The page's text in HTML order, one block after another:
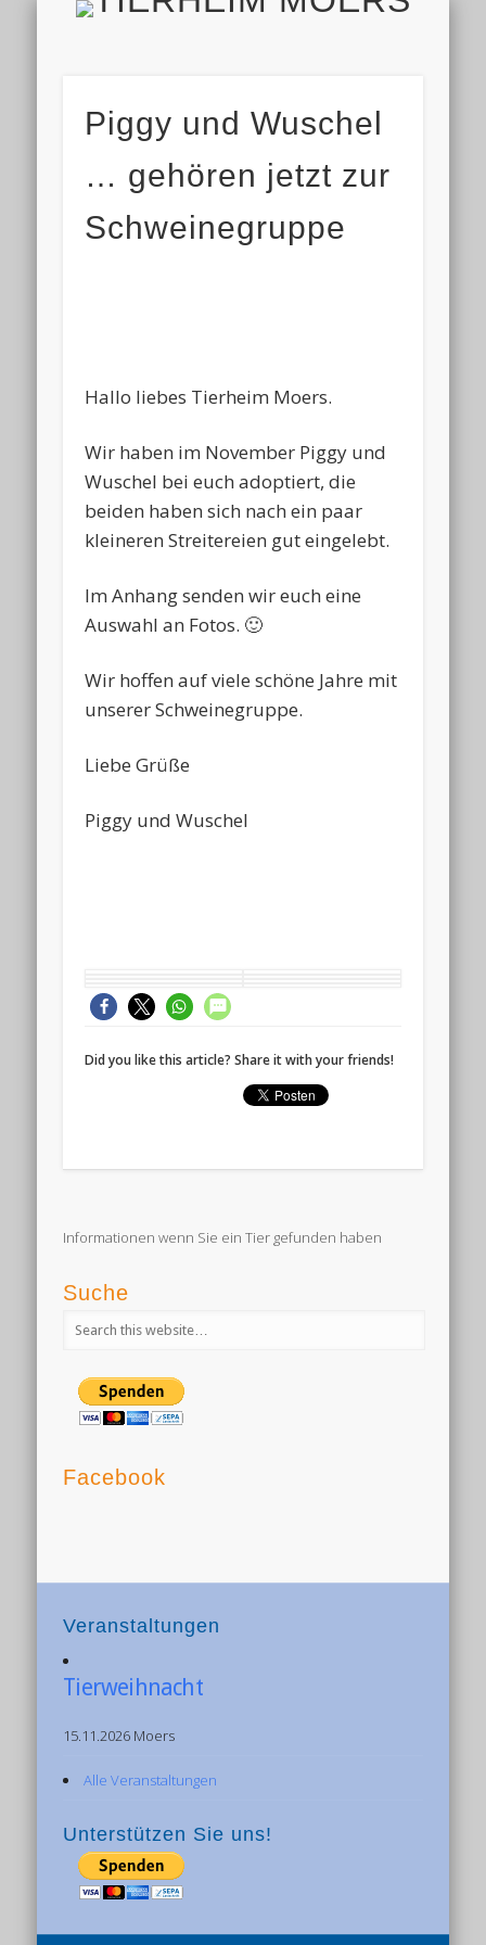
HOME
AKTUELL
ALLE TIERE
HELFEN
TIERHEIM & VEREIN
VIELEN DANK!
IMPRESSUM & DATENSCHUTZ
FINDEFIX
Piggy und Wuschel
… gehören jetzt zur
Schweinegruppe
Hallo liebes Tierheim Moers.
Wir haben im November Piggy und
Wuschel bei euch adoptiert, die
beiden haben sich nach ein paar
kleineren Streitereien gut eingelebt.
Im Anhang senden wir euch eine
Auswahl an Fotos. 🙂
Wir hoffen auf viele schöne Jahre mit
unserer Schweinegruppe.
Liebe Grüße
Piggy und Wuschel
Did you like this article? Share it with your friends!
Informationen wenn Sie ein Tier gefunden haben
Suche
Facebook
Veranstaltungen
Tierweihnacht
15.11.2026 Moers
Alle Veranstaltungen
Unterstützen Sie uns!